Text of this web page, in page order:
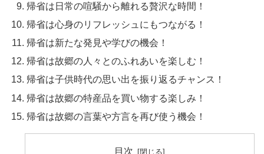
帰省は日常の喧騒から離れる贅沢な時間！
帰省は心身のリフレッシュにもつながる！
帰省は新たな発見や学びの機会！
帰省は故郷の人々とのふれあいを楽しむ！
帰省は子供時代の思い出を振り返るチャンス！
帰省は故郷の特産品を買い物する楽しみ！
帰省は故郷の言葉や方言を再び使う機会！
目次